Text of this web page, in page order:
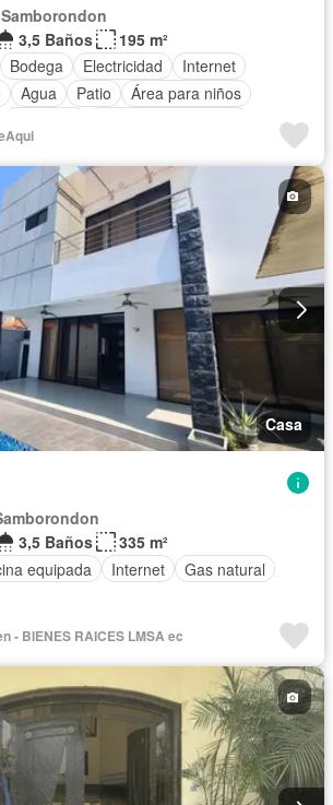
3,5 Baños
195 m²
Bodega Electricidad
Internet
Agua Patio
Área para niños
Piscina
Casa
3,5 Baños
335 m²
equipada Internet
Gas natural
- BIENES RAICES LMSA ec